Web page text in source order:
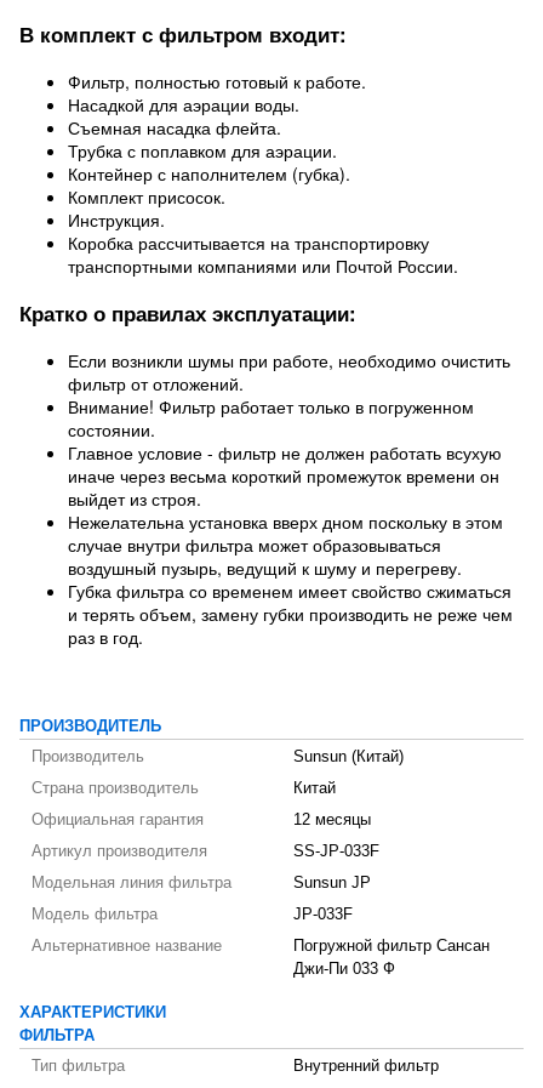
В комплект с фильтром входит:
Фильтр, полностью готовый к работе.
Насадкой для аэрации воды.
Съемная насадка флейта.
Трубка с поплавком для аэрации.
Контейнер с наполнителем (губка).
Комплект присосок.
Инструкция.
Коробка рассчитывается на транспортировку
транспортными компаниями или Почтой России.
Кратко о правилах эксплуатации:
Если возникли шумы при работе, необходимо очистить
фильтр от отложений.
Внимание! Фильтр работает только в погруженном
состоянии.
Главное условие - фильтр не должен работать всухую
иначе через весьма короткий промежуток времени он
выйдет из строя.
Нежелательна установка вверх дном поскольку в этом
случае внутри фильтра может образовываться
воздушный пузырь, ведущий к шуму и перегреву.
Губка фильтра со временем имеет свойство сжиматься
и терять объем, замену губки производить не реже чем
раз в год.
ПРОИЗВОДИТЕЛЬ
Производитель
Sunsun (Китай)
Страна производитель
Китай
Официальная гарантия
12 месяцы
Артикул производителя
SS-JP-033F
Модельная линия фильтра
Sunsun JP
Модель фильтра
JP-033F
Альтернативное название
Погружной фильтр Сансан
Джи-Пи 033 Ф
ХАРАКТЕРИСТИКИ
ФИЛЬТРА
Тип фильтра
Внутренний фильтр